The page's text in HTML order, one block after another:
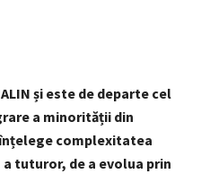
și este de departe cel
a minorității din
complexitatea
tuturor, de a evolua prin